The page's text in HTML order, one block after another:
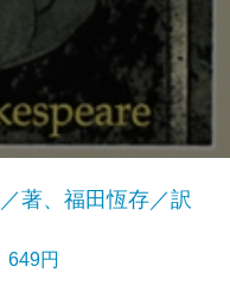
著、福田恆存／訳
649円